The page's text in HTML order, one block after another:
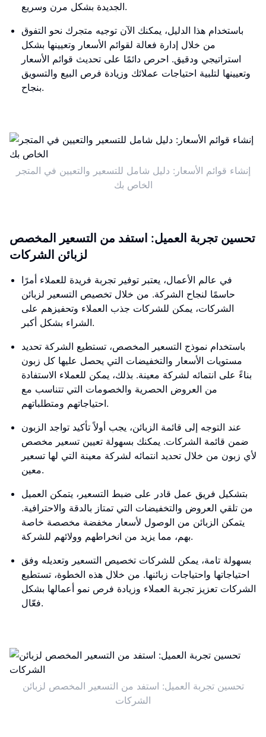
الجديدة بشكل مرن وسريع.
باستخدام هذا الدليل، يمكنك الآن توجيه متجرك نحو التفوق
من خلال إدارة فعالة لقوائم الأسعار وتعيينها بشكل
استراتيجي ودقيق. احرص دائمًا على تحديث قوائم الأسعار
وتعيينها لتلبية احتياجات عملائك وزيادة فرص البيع والتسويق
بنجاح.
إنشاء قوائم الأسعار: دليل شامل للتسعير والتعيين في المتجر
الخاص بك
تحسين تجربة العميل: استفد من التسعير المخصص
لزبائن الشركات
في عالم الأعمال، يعتبر توفير تجربة فريدة للعملاء أمرًا
حاسمًا لنجاح الشركة. من خلال تخصيص التسعير لزبائن
الشركات، يمكن للشركات جذب العملاء وتحفيزهم على
الشراء بشكل أكبر.
باستخدام نموذج التسعير المخصص، تستطيع الشركة تحديد
مستويات الأسعار والتخفيضات التي يحصل عليها كل زبون
بناءً على انتمائه لشركة معينة. بذلك، يمكن للعملاء الاستفادة
من العروض الحصرية والخصومات التي تتناسب مع
احتياجاتهم ومتطلباتهم.
عند التوجه إلى قائمة الزبائن، يجب أولاً تأكيد تواجد الزبون
ضمن قائمة الشركات. يمكنك بسهولة تعيين تسعير مخصص
لأي زبون من خلال تحديد انتمائه لشركة معينة التي لها تسعير
معين.
بتشكيل فريق عمل قادر على ضبط التسعير، يتمكن العميل
من تلقي العروض والتخفيضات التي تمتاز بالدقة والاحترافية.
يتمكن الزبائن من الوصول لأسعار مخفضة مخصصة خاصة
بهم، مما يزيد من انخراطهم وولائهم للشركة.
بسهولة تامة، يمكن للشركات تخصيص التسعير وتعديله وفق
احتياجاتها واحتياجات زبائنها. من خلال هذه الخطوة، تستطيع
الشركات تعزيز تجربة العملاء وزيادة فرص نمو أعمالها بشكل
فعّال.
تحسين تجربة العميل: استفد من التسعير المخصص لزبائن
الشركات